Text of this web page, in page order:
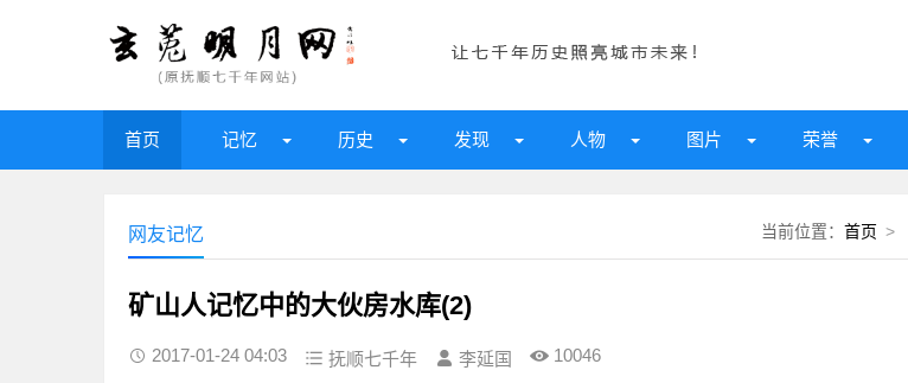
首页 记忆 历史 发现 人物 图片 荣誉
当前位置： 首页 >
网友记忆
矿山人记忆中的大伙房水库(2)
2017-01-24 04:03 抚顺七千年 李延国 10046